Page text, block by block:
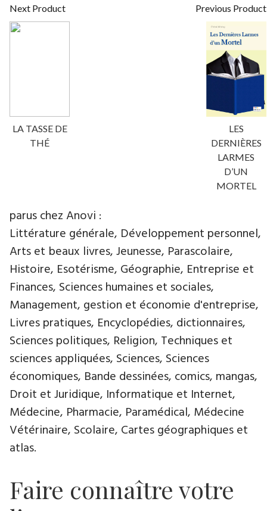
Next Product
LA TASSE DE
THÉ
Previous Product
LES
DERNIÈRES
LARMES
D’UN
MORTEL
parus chez Anovi :
Littérature générale, Développement personnel,
Arts et beaux livres, Jeunesse, Parascolaire,
Histoire, Esotérisme, Géographie, Entreprise et
Finances, Sciences humaines et sociales,
Management, gestion et économie d'entreprise,
Livres pratiques, Encyclopédies, dictionnaires,
Sciences politiques, Religion, Techniques et
sciences appliquées, Sciences, Sciences
économiques, Bande dessinées, comics, mangas,
Droit et Juridique, Informatique et Internet,
Médecine, Pharmacie, Paramédical, Médecine
Vétérinaire, Scolaire, Cartes géographiques et
atlas.
Faire connaître votre